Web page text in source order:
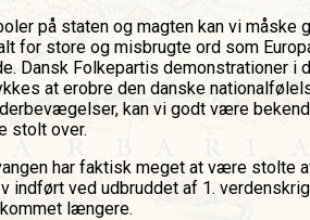
på staten og magten kan vi
for store og misbrugte ord som
Dansk Folkepartis demonstrationer
at erobre den danske
kan vi godt være
stolt over.
har faktisk meget at være stolte
ved udbruddet af 1.
længere.